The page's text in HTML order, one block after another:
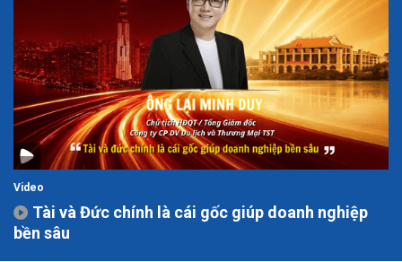
Video
Tài và Đức chính là cái gốc giúp doanh nghiệp
bền sâu